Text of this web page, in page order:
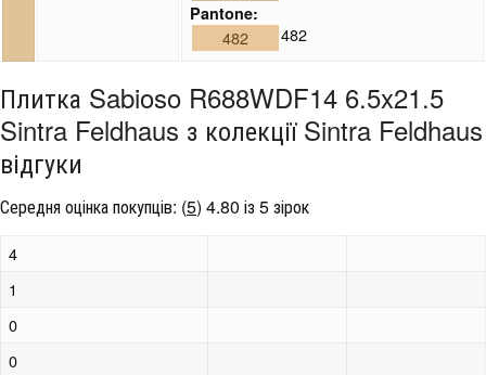
Pantone:
482 482
Плитка Sabioso R688WDF14 6.5x21.5
Sintra Feldhaus з колекції Sintra Feldhaus
відгуки
Середня оцінка покупців: (5) 4.80 із 5 зірок
4
1
0
0